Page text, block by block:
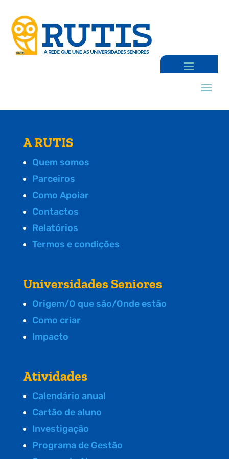
A RUTIS
Quem somos
Parceiros
Como Apoiar
Contactos
Relatórios
Termos e condições
Universidades Seniores
Origem/O que são/Onde estão
Como criar
Impacto
Atividades
Calendário anual
Cartão de aluno
Investigação
Programa de Gestão